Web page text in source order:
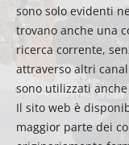
sono solo evidenti
trovano anche una
ricerca corrente,
attraverso altri
sono utilizzati
Il sito web è
maggior parte dei